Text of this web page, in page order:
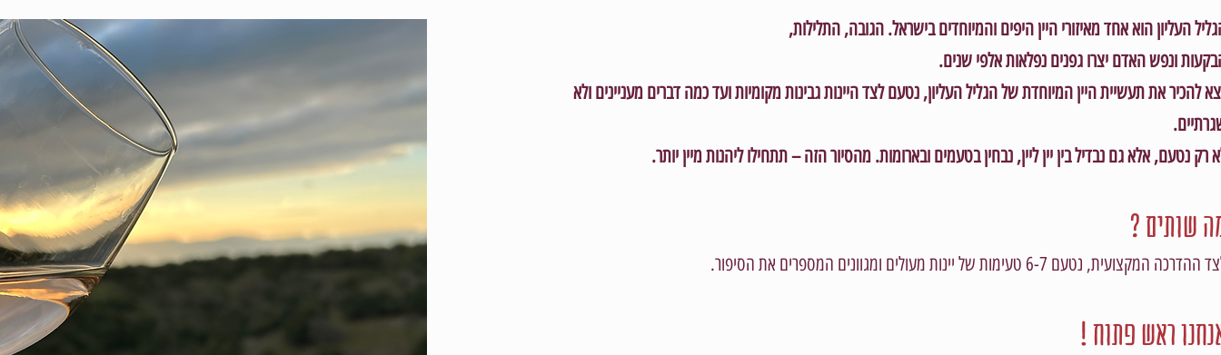
העליון הוא אחד מאיזורי היין היפים והמיוחדים בישראל. הגובה, התלילות,
ונפש האדם יצרו גפנים נפלאות אלפי שנים.
להכיר את תעשיית היין המיוחדת של הגליל העליון, נטעם לצד היינות גבינות מקומיות ועד כמה דברים מעניינים ולא
רק נטעם, אלא גם נבדיל בין יין ליין, נבחין בטעמים ובארומות. מהסיור הזה – תתחילו ליהנות מיין יותר.
שותים ?
המקצועית, נטעם 6-7 טעימות של יינות מעולים ומגוונים המספרים את הסיפור.
ראש פתוח !